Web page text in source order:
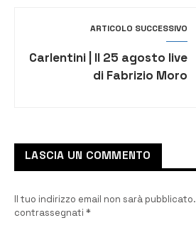
ARTICOLO SUCCESSIVO
Carlentini | Il 25 agosto live
di Fabrizio Moro
LASCIA UN COMMENTO
Il tuo indirizzo email non sarà pubblicato.
contrassegnati *